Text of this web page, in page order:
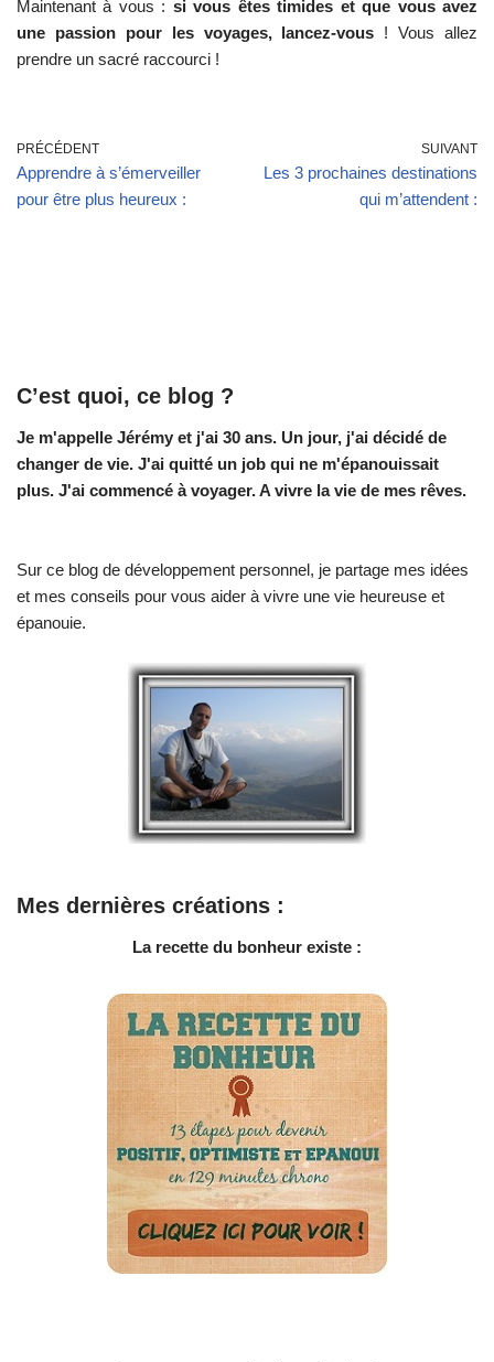
Maintenant à vous : si vous êtes timides et que vous avez
une passion pour les voyages, lancez-vous ! Vous allez
prendre un sacré raccourci !
PRÉCÉDENT
Apprendre à s’émerveiller
pour être plus heureux :
SUIVANT
Les 3 prochaines destinations
qui m’attendent :
C’est quoi, ce blog ?
Je m'appelle Jérémy et j'ai 30 ans. Un jour, j'ai décidé de
changer de vie. J'ai quitté un job qui ne m'épanouissait
plus. J'ai commencé à voyager. A vivre la vie de mes rêves.
Sur ce blog de développement personnel, je partage mes idées
et mes conseils pour vous aider à vivre une vie heureuse et
épanouie.
Mes dernières créations :
La recette du bonheur existe :